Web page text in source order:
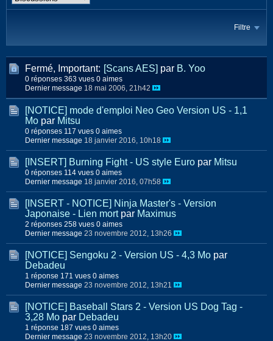
Filtre
Fermé, Important: [Scans AES] par B. Yoo
0 réponses 363 vues 0 aimes
Dernier message 18 mai 2006, 21h42
[NOTICE] mode d'emploi Neo Geo Version US - 1,1
Mo par Mitsu
0 réponses 117 vues 0 aimes
Dernier message 18 janvier 2016, 10h18
[INSERT] Burning Fight - US style Euro par Mitsu
0 réponses 114 vues 0 aimes
Dernier message 18 janvier 2016, 07h58
[INSERT - NOTICE] Ninja Master's - Version
Japonaise - Lien mort par Maximus
2 réponses 258 vues 0 aimes
Dernier message 23 novembre 2012, 13h26
[NOTICE] Sengoku 2 - Version US - 4,3 Mo par
Debadeu
1 réponse 171 vues 0 aimes
Dernier message 23 novembre 2012, 13h21
[NOTICE] Baseball Stars 2 - Version US Dog Tag -
3,28 Mo par Debadeu
1 réponse 187 vues 0 aimes
Dernier message 23 novembre 2012, 13h20